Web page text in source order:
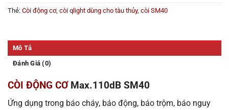
Thẻ: Còi động cơ, còi qlight dùng cho tàu thủy, còi SM40
Mô Tả
Đánh Giá (0)
CÒI ĐỘNG CƠMax.110dB SM40
Ứng dụng trong báo cháy, báo động, báo trộm, báo nguy